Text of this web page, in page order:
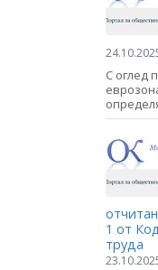
С оглед
1 от
труда